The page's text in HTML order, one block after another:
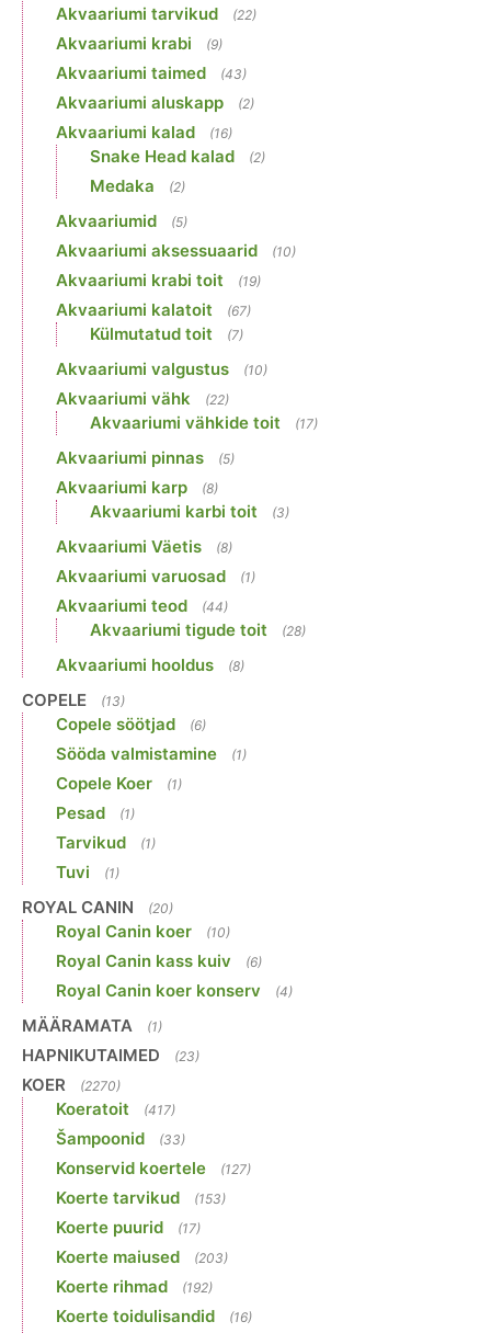
Akvaariumi tarvikud (22)
Akvaariumi krabi (9)
Akvaariumi taimed (43)
Akvaariumi aluskapp (2)
Akvaariumi kalad (16)
Snake Head kalad (2)
Medaka (2)
Akvaariumid (5)
Akvaariumi aksessuaarid (10)
Akvaariumi krabi toit (19)
Akvaariumi kalatoit (67)
Külmutatud toit (7)
Akvaariumi valgustus (10)
Akvaariumi vähk (22)
Akvaariumi vähkide toit (17)
Akvaariumi pinnas (5)
Akvaariumi karp (8)
Akvaariumi karbi toit (3)
Akvaariumi Väetis (8)
Akvaariumi varuosad (1)
Akvaariumi teod (44)
Akvaariumi tigude toit (28)
Akvaariumi hooldus (8)
COPELE (13)
Copele söötjad (6)
Sööda valmistamine (1)
Copele Koer (1)
Pesad (1)
Tarvikud (1)
Tuvi (1)
ROYAL CANIN (20)
Royal Canin koer (10)
Royal Canin kass kuiv (6)
Royal Canin koer konserv (4)
MÄÄRAMATA (1)
HAPNIKUTAIMED (23)
KOER (2270)
Koeratoit (417)
Šampoonid (33)
Konservid koertele (127)
Koerte tarvikud (153)
Koerte puurid (17)
Koerte maiused (203)
Koerte rihmad (192)
Koerte toidulisandid (16)